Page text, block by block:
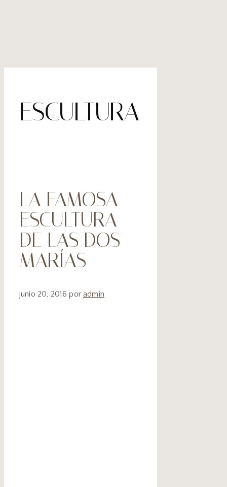
ESCULTURA
LA FAMOSA
ESCULTURA
DE LAS DOS
MARÍAS
junio 20, 2016 poradmin